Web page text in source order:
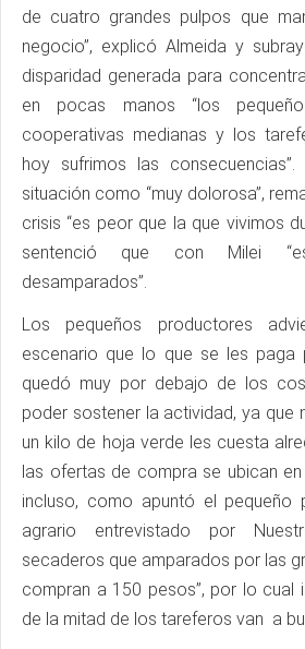
de cuatro grandes pulpos que
negocio”, explicó Almeida y
disparidad generada para
en pocas manos “los
cooperativas medianas y los
hoy sufrimos las
situación como “muy dolorosa”,
crisis “es peor que la que vivimos
sentenció que con Milei
desamparados”.
Los pequeños productores
escenario que lo que se les paga
quedó muy por debajo de los
poder sostener la actividad, ya que
un kilo de hoja verde les cuesta
las ofertas de compra se ubican
incluso, como apuntó el pequeño
agrario entrevistado por
secaderos que amparados por las
compran a 150 pesos”, por lo cual
de la mitad de los tareferos van a